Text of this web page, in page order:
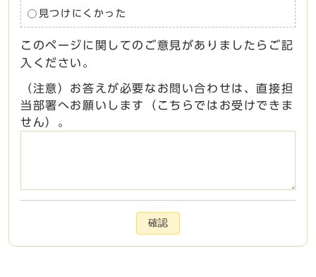
見つけにくかった
このページに関してのご意見がありましたらご記
入ください。
（注意）お答えが必要なお問い合わせは、直接担
当部署へお願いします（こちらではお受けできま
せん）。
確認